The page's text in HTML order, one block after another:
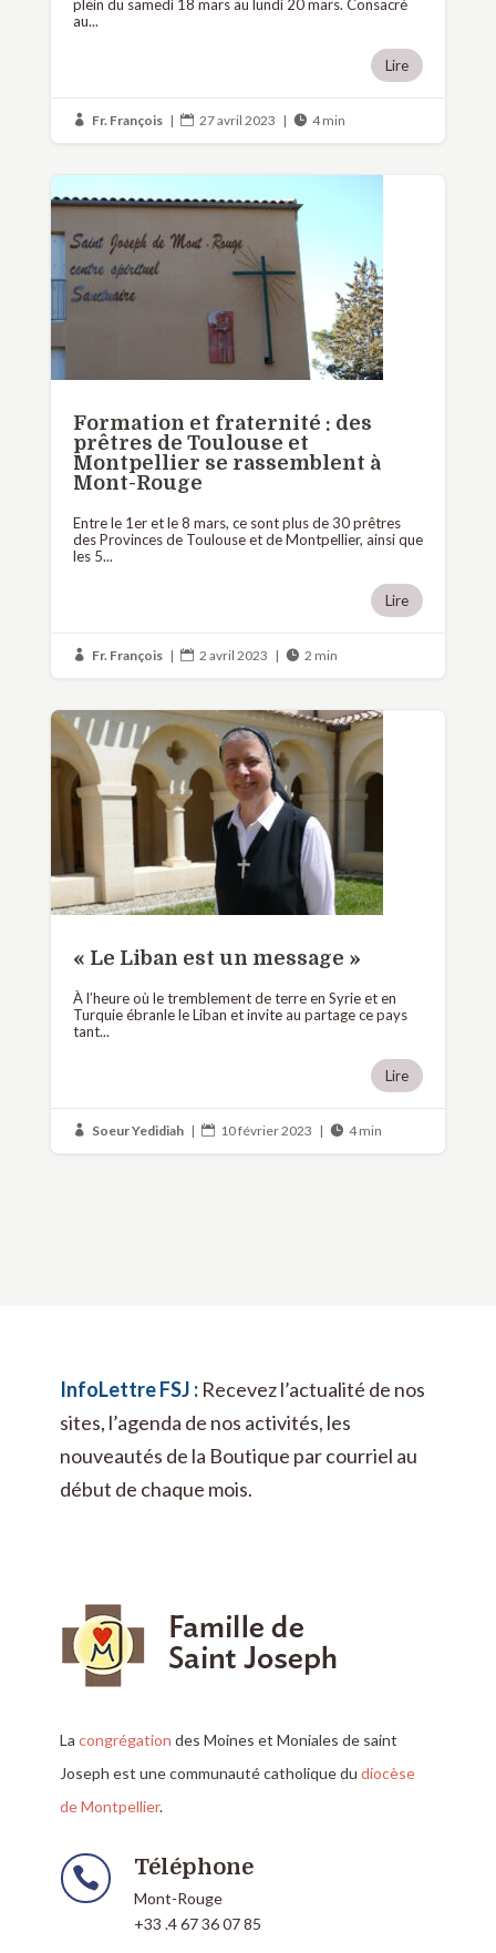
plein du samedi 18 mars au lundi 20 mars. Consacré
au...
Lire
 Fr. François |  27 avril 2023 |  4 min
Formation et fraternité : des
prêtres de Toulouse et
Montpellier se rassemblent à
Mont-Rouge
Entre le 1er et le 8 mars, ce sont plus de 30 prêtres
des Provinces de Toulouse et de Montpellier, ainsi que
les 5...
Lire
 Fr. François |  2 avril 2023 |  2 min
« Le Liban est un message »
À l’heure où le tremblement de terre en Syrie et en
Turquie ébranle le Liban et invite au partage ce pays
tant...
Lire
 Soeur Yedidiah |  10 février 2023 |  4 min
InfoLettre FSJ : Recevez l’actualité de nos
sites, l’agenda de nos activités, les
nouveautés de la Boutique par courriel au
début de chaque mois.
Lacongrégation des Moines et Moniales de saint
Joseph est une communauté catholique dudiocèse
de Montpellier.
 Téléphone
Mont-Rouge
+33 .4 67 36 07 85